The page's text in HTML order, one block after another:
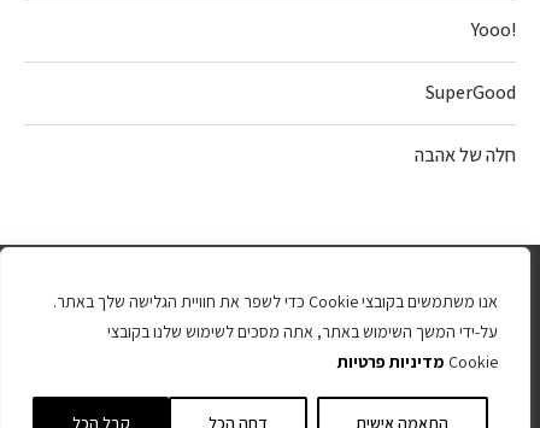
אנו משתמשים בקובצי Cookie כדי לשפר את חוויית הגלישה שלך באתר.
על-ידי המשך השימוש באתר, אתה מסכים לשימוש שלנו בקובצי
Cookie מדיניות פרטיות
התאמה אישית דחה הכל קבל הכל
!Yooo
SuperGood
חלה של אהבה